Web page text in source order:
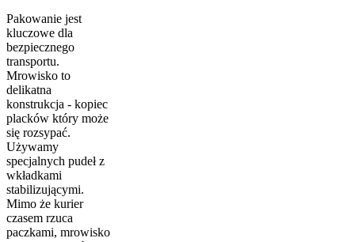
Pakowanie jest
kluczowe dla
bezpiecznego
transportu.
Mrowisko to
delikatna
konstrukcja - kopiec
placków który może
się rozsypać.
Używamy
specjalnych pudeł z
wkładkami
stabilizującymi.
Mimo że kurier
czasem rzuca
paczkami, mrowisko